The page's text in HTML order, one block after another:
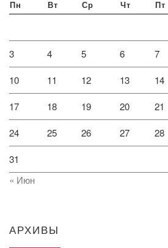
Пн Вт Ср Чт Пт
3 4 5 6 7
10 11 12 13 14
17 18 19 20 21
24 25 26 27 28
31
« Июн
АРХИВЫ